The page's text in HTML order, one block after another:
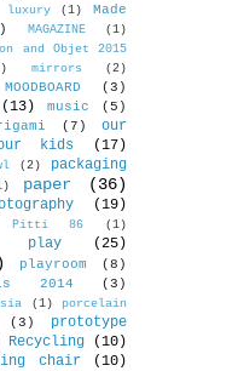
luxury (1)
Made
MAGAZINE
(1)
and Objet 2015
mirrors
(2)
MOODBOARD (3)
(13) music (5)
(7)
our
kids
(17)
(2)
packaging
paper (36)
(19)
Pitti 86 (1)
play (25)
playroom
(8)
2014
(3)
(1)
porcelain
(3)
prototype
Recycling (10)
chair (10)